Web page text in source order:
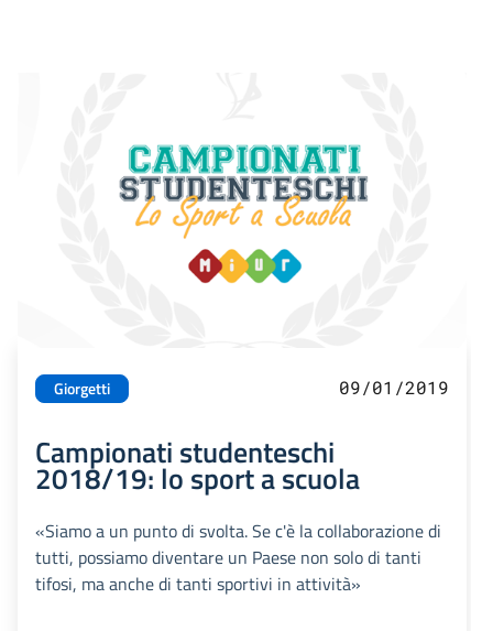
Giorgetti 09/01/2019
Campionati studenteschi
2018/19: lo sport a scuola
«Siamo a un punto di svolta. Se c'è la collaborazione di
tutti, possiamo diventare un Paese non solo di tanti
tifosi, ma anche di tanti sportivi in attività»